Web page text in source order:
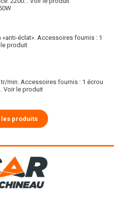
éclat». Accessoires fournis : 1
produit
tr/min. Accessoires fournis : 1 écrou
Voir le produit
produits